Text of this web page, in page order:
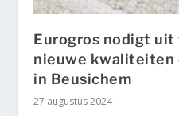
Eurogros nodigt
nieuwe kwaliteiten
in Beusichem
27 augustus 2024